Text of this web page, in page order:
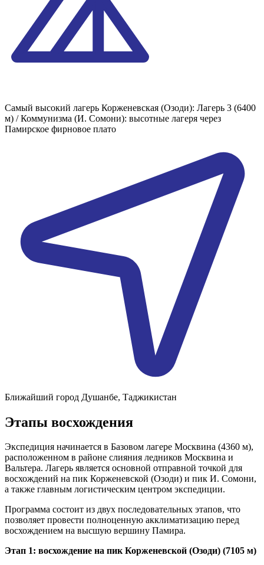
Самый высокий лагерь Корженевская (Озоди): Лагерь 3 (6400
м) / Коммунизма (И. Сомони): высотные лагеря через
Памирское фирновое плато
Ближайший город Душанбе, Таджикистан
Этапы восхождения
Экспедиция начинается в Базовом лагере Москвина (4360 м),
расположенном в районе слияния ледников Москвина и
Вальтера. Лагерь является основной отправной точкой для
восхождений на пик Корженевской (Озоди) и пик И. Сомони,
а также главным логистическим центром экспедиции.
Программа состоит из двух последовательных этапов, что
позволяет провести полноценную акклиматизацию перед
восхождением на высшую вершину Памира.
Этап 1: восхождение на пик Корженевской (Озоди) (7105 м)